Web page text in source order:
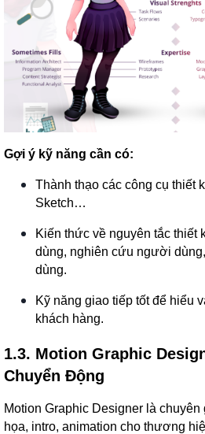
Gợi ý kỹ năng cần có:
Thành thạo các công cụ thiết
Sketch…
Kiến thức về nguyên tắc thiết
dùng, nghiên cứu người
dùng.
Kỹ năng giao tiếp tốt để hiểu
khách hàng.
1.3. Motion Graphic
Chuyển Động
Motion Graphic Designer là
họa, intro, animation cho thương